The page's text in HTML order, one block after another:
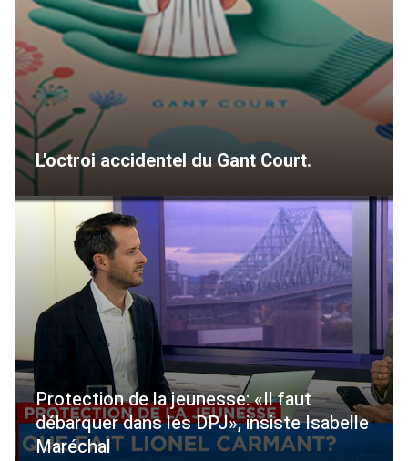
L'octroi accidentel du Gant Court.
Protection de la jeunesse: «Il faut
débarquer dans les DPJ», insiste Isabelle
Maréchal